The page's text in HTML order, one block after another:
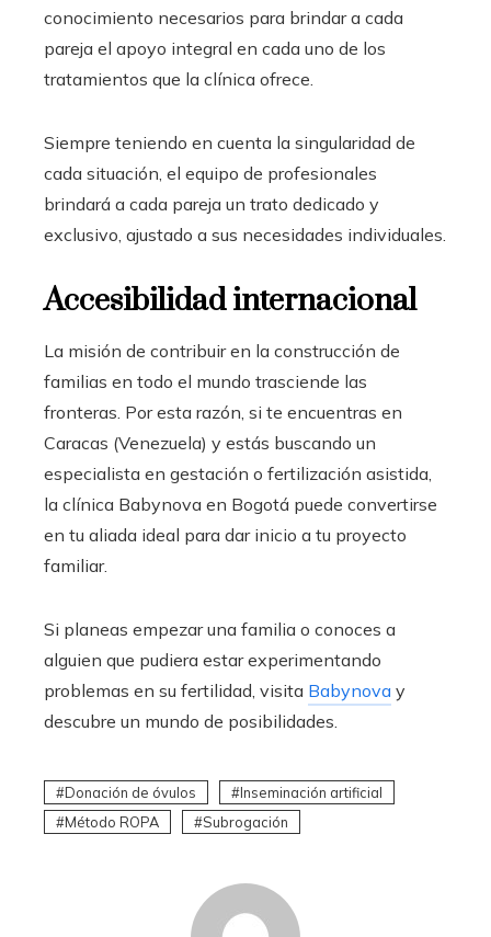
conocimiento necesarios para brindar a cada
pareja el apoyo integral en cada uno de los
tratamientos que la clínica ofrece.
Siempre teniendo en cuenta la singularidad de
cada situación, el equipo de profesionales
brindará a cada pareja un trato dedicado y
exclusivo, ajustado a sus necesidades individuales.
Accesibilidad internacional
La misión de contribuir en la construcción de
familias en todo el mundo trasciende las
fronteras. Por esta razón, si te encuentras en
Caracas (Venezuela) y estás buscando un
especialista en gestación o fertilización asistida,
la clínica Babynova en Bogotá puede convertirse
en tu aliada ideal para dar inicio a tu proyecto
familiar.
Si planeas empezar una familia o conoces a
alguien que pudiera estar experimentando
problemas en su fertilidad, visita Babynova y
descubre un mundo de posibilidades.
Donación de óvulos
Inseminación artificial
Método ROPA
Subrogación